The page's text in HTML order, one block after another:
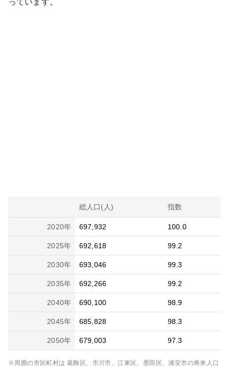
っています。
総人口(人) 指数
2020年 697,932 100.0
2025年 692,618 99.2
2030年 693,046 99.3
2035年 692,266 99.2
2040年 690,100 98.9
2045年 685,828 98.3
2050年 679,003 97.3
※周囲の市区町村は 葛飾区、市川市、江東区、墨田区、浦安市の将来人口